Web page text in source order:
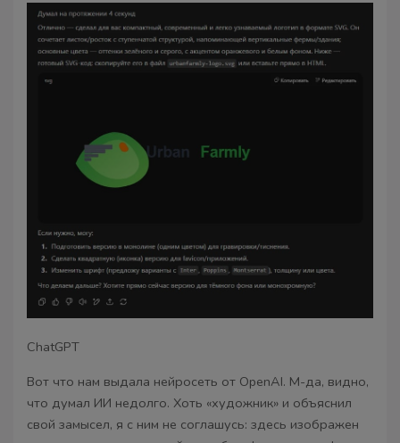
ChatGPT
Вот что нам выдала нейросеть от OpenAI. М-да, видно,
что думал ИИ недолго. Хоть «художник» и объяснил
свой замысел, я с ним не соглашусь: здесь изображен